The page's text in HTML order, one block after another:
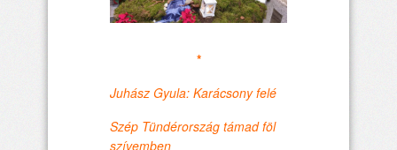
*
Juhász Gyula: Karácsony felé
Szép Tündérország támad föl
szívemben